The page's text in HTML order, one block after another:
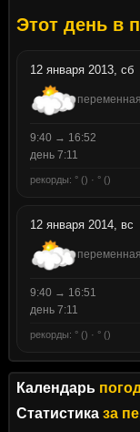
Этот день в
12 января 2013, сб
9:40 → 16:52
день 7:11
рекорды: ° () · ° ()
12 января 2014, вс
9:40 → 16:51
день 7:11
рекорды: ° () · ° ()
Календарь
Статистика за